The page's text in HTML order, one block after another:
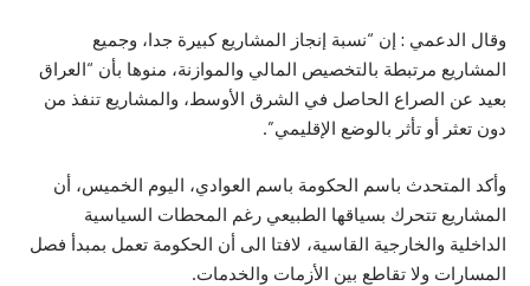
وقال الدعمي : إن “نسبة إنجاز المشاريع كبيرة جدا، وجميع
المشاريع مرتبطة بالتخصيص المالي والموازنة، منوها بأن “العراق
بعيد عن الصراع الحاصل في الشرق الأوسط، والمشاريع تنفذ من
دون تعثر أو تأثر بالوضع الإقليمي”.
وأكد المتحدث باسم الحكومة باسم العوادي، اليوم الخميس، أن
المشاريع تتحرك بسياقها الطبيعي رغم المحطات السياسية
الداخلية والخارجية القاسية، لافتا الى أن الحكومة تعمل بمبدأ فصل
المسارات ولا تقاطع بين الأزمات والخدمات.